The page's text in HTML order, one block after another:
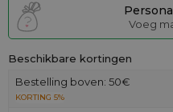
Voeg
Beschikbare kortingen
Bestelling boven: 50€
KORTING 5%